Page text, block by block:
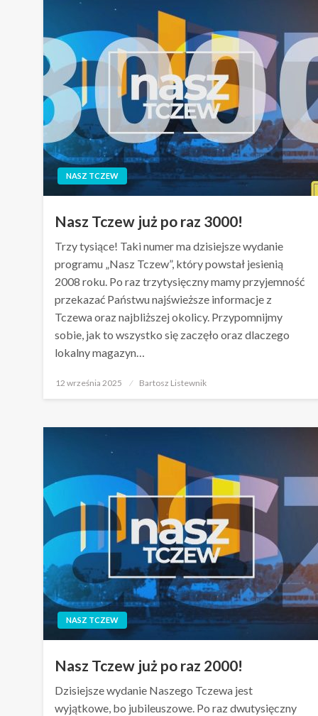
NASZ TCZEW
Nasz Tczew już po raz 3000!
Trzy tysiące! Taki numer ma dzisiejsze wydanie
programu „Nasz Tczew”, który powstał jesienią
2008 roku. Po raz trzytysięczny mamy przyjemność
przekazać Państwu najświeższe informacje z
Tczewa oraz najbliższej okolicy. Przypomnijmy
sobie, jak to wszystko się zaczęło oraz dlaczego
lokalny magazyn…
Opublikowane
12 września 2025 Bartosz Listewnik
NASZ TCZEW
Nasz Tczew już po raz 2000!
Dzisiejsze wydanie Naszego Tczewa jest
wyjątkowe, bo jubileuszowe. Po raz dwutysięczny